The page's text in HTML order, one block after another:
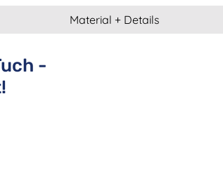
Material + Details
-